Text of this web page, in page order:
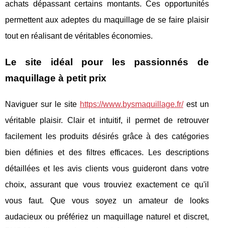
achats dépassant certains montants. Ces opportunités
permettent aux adeptes du maquillage de se faire plaisir
tout en réalisant de véritables économies.
Le site idéal pour les passionnés de
maquillage à petit prix
Naviguer sur le site https://www.bysmaquillage.fr/est un
véritable plaisir. Clair et intuitif, il permet de retrouver
facilement les produits désirés grâce à des catégories
bien définies et des filtres efficaces. Les descriptions
détaillées et les avis clients vous guideront dans votre
choix, assurant que vous trouviez exactement ce qu'il
vous faut. Que vous soyez un amateur de looks
audacieux ou préfériez un maquillage naturel et discret,